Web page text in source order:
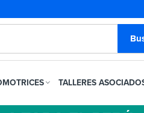
TALLERES